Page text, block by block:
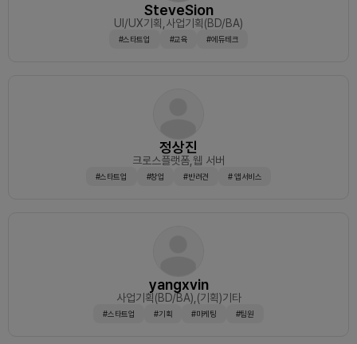
SteveSion
UI/UX기획 ,사업기획(BD/BA)
#스타트업 #교육 #에듀테크
정상진
크로스플랫폼,웹 서버
#스타트업 #창업 #반려견 # 앱서비스
yangxvin
사업기획(BD/BA) ,(기획)기타
#스타트업 #기획 #마케팅 #팀원